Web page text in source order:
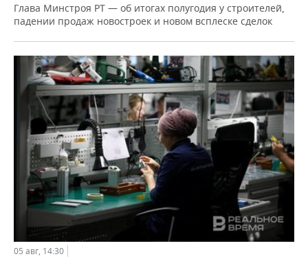
Глава Минстроя РТ — об итогах полугодия у строителей,
падении продаж новостроек и новом всплеске сделок
05 авг, 14:30